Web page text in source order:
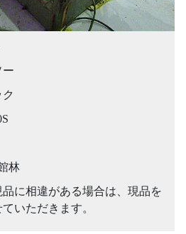
ー
林
品に相違がある場合は、現品を
いただきます。